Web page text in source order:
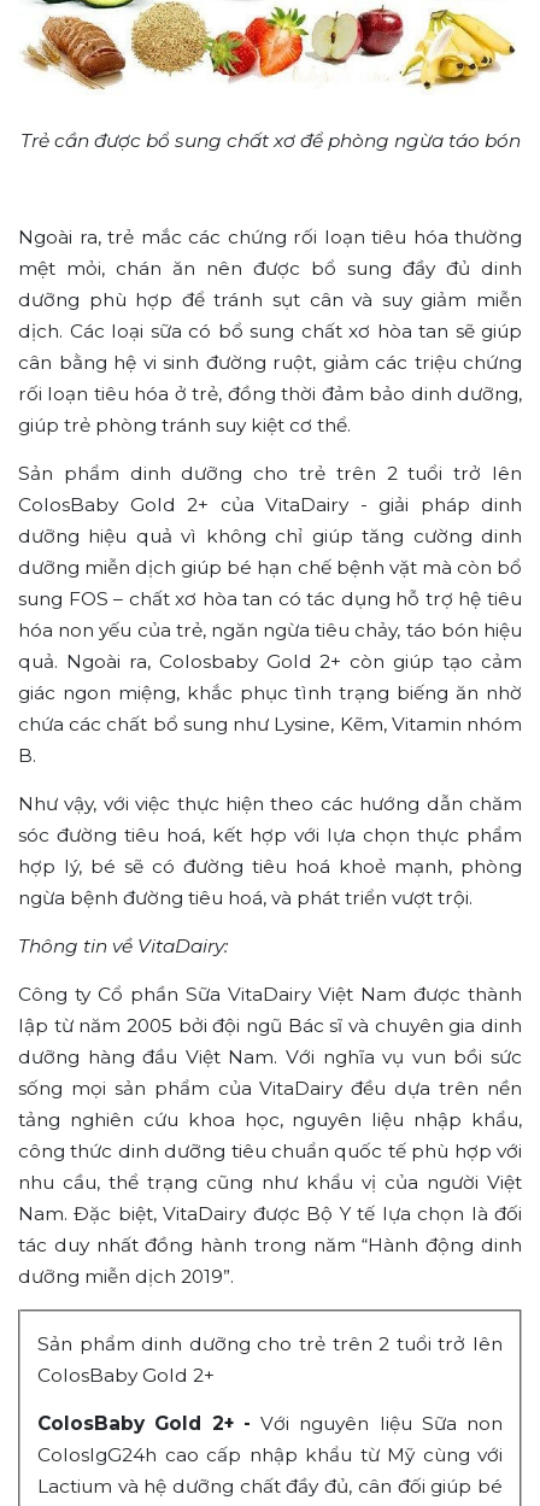
Trẻ cần được bổ sung chất xơ để phòng ngừa táo bón
Ngoài ra, trẻ mắc các chứng rối loạn tiêu hóa thường
mệt mỏi, chán ăn nên được bổ sung đầy đủ dinh
dưỡng phù hợp để tránh sụt cân và suy giảm miễn
dịch. Các loại sữa có bổ sung chất xơ hòa tan sẽ giúp
cân bằng hệ vi sinh đường ruột, giảm các triệu chứng
rối loạn tiêu hóa ở trẻ, đồng thời đảm bảo dinh dưỡng,
giúp trẻ phòng tránh suy kiệt cơ thể.
Sản phẩm dinh dưỡng cho trẻ trên 2 tuổi trở lên
ColosBaby Gold 2+ của VitaDairy - giải pháp dinh
dưỡng hiệu quả vì không chỉ giúp tăng cường dinh
dưỡng miễn dịch giúp bé hạn chế bệnh vặt mà còn bổ
sung FOS – chất xơ hòa tan có tác dụng hỗ trợ hệ tiêu
hóa non yếu của trẻ, ngăn ngừa tiêu chảy, táo bón hiệu
quả. Ngoài ra, Colosbaby Gold 2+ còn giúp tạo cảm
giác ngon miệng, khắc phục tình trạng biếng ăn nhờ
chứa các chất bổ sung như Lysine, Kẽm, Vitamin nhóm
B.
Như vậy, với việc thực hiện theo các hướng dẫn chăm
sóc đường tiêu hoá, kết hợp với lựa chọn thực phẩm
hợp lý, bé sẽ có đường tiêu hoá khoẻ mạnh, phòng
ngừa bệnh đường tiêu hoá, và phát triển vượt trội.
Thông tin về VitaDairy:
Công ty Cổ phần Sữa VitaDairy Việt Nam được thành
lập từ năm 2005 bởi đội ngũ Bác sĩ và chuyên gia dinh
dưỡng hàng đầu Việt Nam. Với nghĩa vụ vun bồi sức
sống mọi sản phẩm của VitaDairy đều dựa trên nền
tảng nghiên cứu khoa học, nguyên liệu nhập khẩu,
công thức dinh dưỡng tiêu chuẩn quốc tế phù hợp với
nhu cầu, thể trạng cũng như khẩu vị của người Việt
Nam. Đặc biệt, VitaDairy được Bộ Y tế lựa chọn là đối
tác duy nhất đồng hành trong năm “Hành động dinh
dưỡng miễn dịch 2019”.
Sản phẩm dinh dưỡng cho trẻ trên 2 tuổi trở lên
ColosBaby Gold 2+
ColosBaby Gold 2+ - Với nguyên liệu Sữa non
ColosIgG24h cao cấp nhập khẩu từ Mỹ cùng với
Lactium và hệ dưỡng chất đầy đủ, cân đối giúp bé